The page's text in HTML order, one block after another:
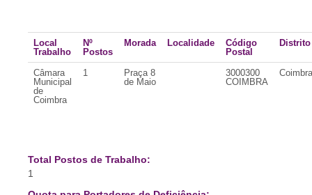
Local
Trabalho
Nº
Postos
Morada Localidade
Código
Postal
Distrito
Câmara
Municipal
de
Coimbra
1
Praça 8
de Maio
3000300
COIMBRA
Coimbra
Total Postos de Trabalho:
1